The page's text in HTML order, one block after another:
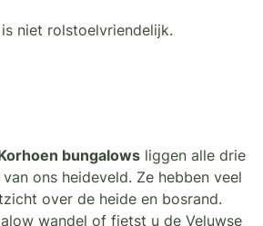
niet rolstoelvriendelijk.
bungalows liggen alle drie
ons heideveld. Ze hebben veel
over de heide en bosrand.
wandel of fietst u de Veluwse